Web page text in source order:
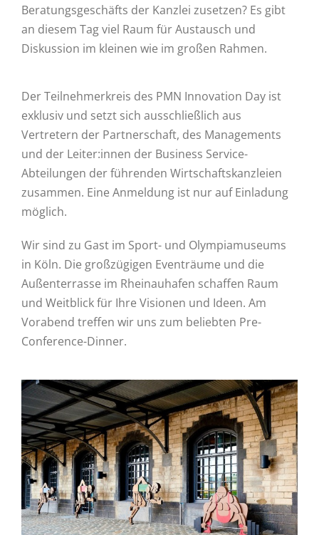
Beratungsgeschäfts der Kanzlei zusetzen? Es gibt
an diesem Tag viel Raum für Austausch und
Diskussion im kleinen wie im großen Rahmen.
Der Teilnehmerkreis des PMN Innovation Day ist
exklusiv und setzt sich ausschließlich aus
Vertretern der Partnerschaft, des Managements
und der Leiter:innen der Business Service-
Abteilungen der führenden Wirtschaftskanzleien
zusammen. Eine Anmeldung ist nur auf Einladung
möglich.
Wir sind zu Gast im Sport- und Olympiamuseums
in Köln. Die großzügigen Eventräume und die
Außenterrasse im Rheinauhafen schaffen Raum
und Weitblick für Ihre Visionen und Ideen. Am
Vorabend treffen wir uns zum beliebten Pre-
Conference-Dinner.